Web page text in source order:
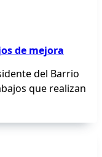
de mejora
del Barrio
que realizan